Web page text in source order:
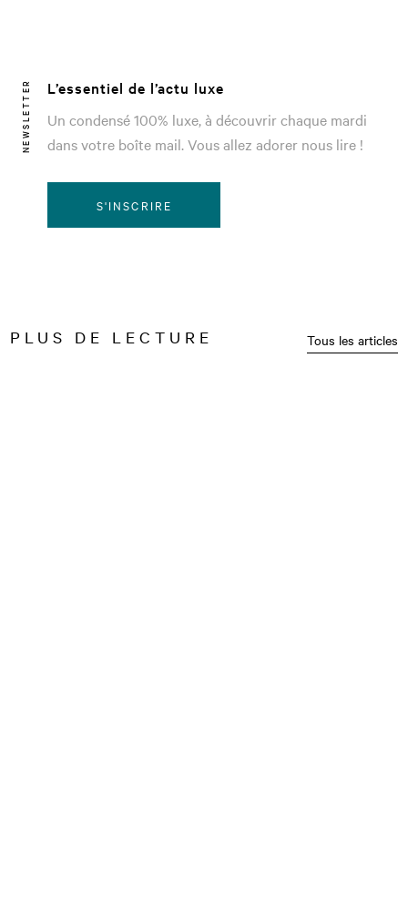
NEWSLETTER
L’essentiel de l’actu luxe
Un condensé 100% luxe, à découvrir chaque mardi
dans votre boîte mail. Vous allez adorer nous lire !
S'INSCRIRE
PLUS DE LECTURE Tous les articles